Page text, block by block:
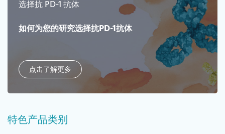
选择抗 PD-1 抗体
如何为您的研究选择抗PD-1抗体
点击了解更多
特色产品类别